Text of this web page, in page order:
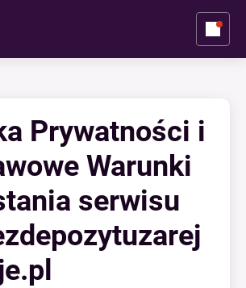
Prywatności i
Warunki
serwisu